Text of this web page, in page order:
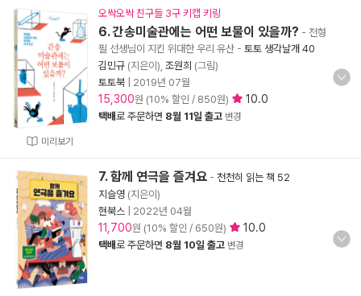
미리보기
오싹오싹 친구들 3구 키캡 키링
6. 간송미술관에는 어떤 보물이 있을까? - 전형
필 선생님이 지킨 위대한 우리 유산 - 토토 생각날개 40
김민규 (지은이), 조원희 (그림)
토토북
2019년 07월
15,300원 (10% 할인 / 850원) 10.0
택배로 주문하면 8월 11일 출고 변경
7. 함께 연극을 즐겨요 - 천천히 읽는 책 52
지슬영 (지은이)
현북스
2022년 04월
11,700원 (10% 할인 / 650원) 10.0
택배로 주문하면 8월 10일 출고 변경